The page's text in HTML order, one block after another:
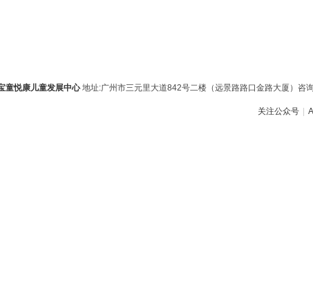
童悦康儿童发展中心地址:广州市三元里大道842号二楼（远景路路口金路大厦）
关注公众号